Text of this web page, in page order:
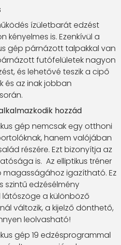
ízületbarát edzést
kényelmes is. Ezenkívül a
gép párnázott talpakkal van
futófelületek nagyon
és lehetővé teszik a cipő
és az inak jobban
hozzád
gép nemcsak egy otthoni
hanem valójában
részére. Ezt bizonyítja az
is. Az elliptikus tréner
igazítható. Ez
edzésélmény
látószöge a különböző
változik, a kijelző dönthető,
leolvasható!
gép 19 edzésprogrammal